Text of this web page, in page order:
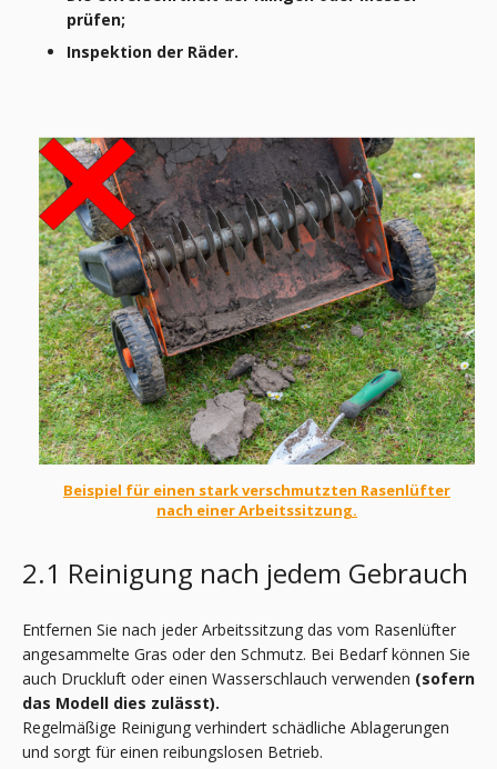
prüfen;
Inspektion der Räder.
Beispiel für einen stark verschmutzten Rasenlüfter
nach einer Arbeitssitzung.
2.1 Reinigung nach jedem Gebrauch
Entfernen Sie nach jeder Arbeitssitzung das vom Rasenlüfter
angesammelte Gras oder den Schmutz. Bei Bedarf können Sie
auch Druckluft oder einen Wasserschlauch verwenden (sofern
das Modell dies zulässt).
Regelmäßige Reinigung verhindert schädliche Ablagerungen
und sorgt für einen reibungslosen Betrieb.